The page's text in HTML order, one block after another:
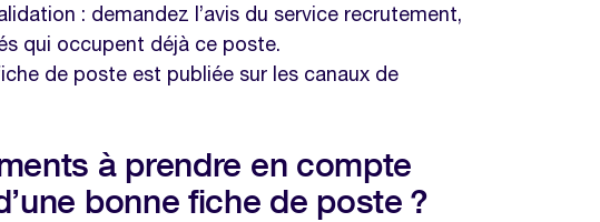
: demandez l’avis du service recrutement,
qui occupent déjà ce poste.
de poste est publiée sur les canaux de
à prendre en compte
bonne fiche de poste ?